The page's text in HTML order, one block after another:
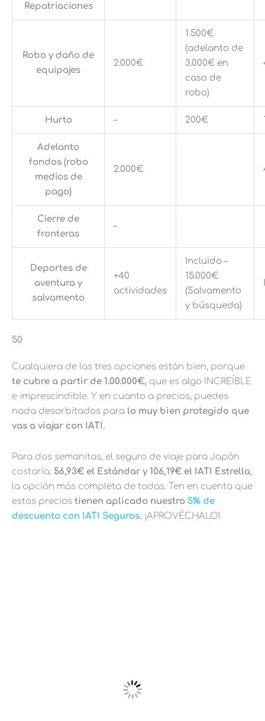
Repatriaciones
Robo y daño de
equipajes
2.000€
1.500€
(adelanto de
3.000€ en
caso de
robo)
Hurto – 200€
Adelanto
fondos (robo
medios de
pago)
2.000€
Cierre de
fronteras
–
Deportes de
aventura y
salvamento
+40
actividades
Incluido –
15.000€
(Salvamento
y búsqueda)
50
Cualquiera de las tres opciones están bien, porque
te cubre a partir de 1.00.000€, que es algo INCREÍBLE
e imprescindible. Y en cuanto a precios, puedes
nada desorbitados para lo muy bien protegido que
vas a viajar con IATI.
Para dos semanitas, el seguro de viaje para Japón
costaría: 56,93€ el Estándar y 106,19€ el IATI Estrella,
la opción más completa de todas. Ten en cuenta que
estos precios tienen aplicado nuestro 5% de
descuento con IATI Seguros. ¡APROVÉCHALO!